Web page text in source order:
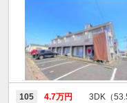
105 4.7万円 3DK（